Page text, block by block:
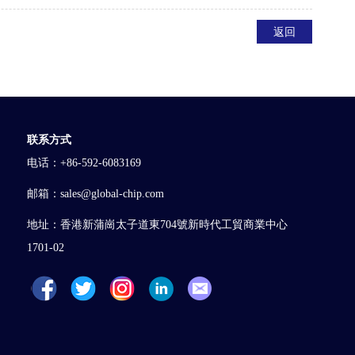
返回
联系方式
电话：+86-592-6083169
邮箱：sales@global-chip.com
地址：香港新蒲崗太子道東704號新時代工貿商業中心
1701-02